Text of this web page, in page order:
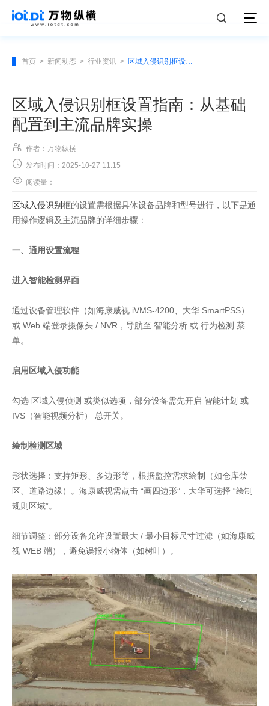
首页 > 新闻动态 > 行业资讯 > 区域入侵识别框设置指南：从基础配置到主流品牌实操
区域入侵识别框设置指南：从基础
配置到主流品牌实操
 作者：万物纵横
 发布时间：2025-10-27 11:15
 阅读量：
区域入侵识别框的设置需根据具体设备品牌和型号进行，以下是通
用操作逻辑及主流品牌的详细步骤：
一、通用设置流程
进入智能检测界面
通过设备管理软件（如海康威视 iVMS-4200、大华 SmartPSS）
或 Web 端登录摄像头 / NVR，导航至 智能分析 或 行为检测 菜
单。
启用区域入侵功能
勾选 区域入侵侦测 或类似选项，部分设备需先开启 智能计划 或
IVS（智能视频分析） 总开关。
绘制检测区域
形状选择：支持矩形、多边形等，根据监控需求绘制（如仓库禁
区、道路边缘）。海康威视需点击 “画四边形”，大华可选择 “绘制
规则区域”。
细节调整：部分设备允许设置最大 / 最小目标尺寸过滤（如海康威
视 WEB 端），避免误报小物体（如树叶）。